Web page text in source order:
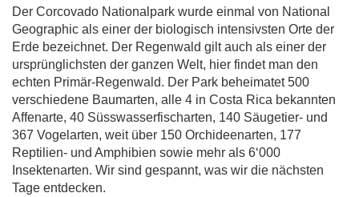
Der Corcovado Nationalpark wurde einmal von National
Geographic als einer der biologisch intensivsten Orte der
Erde bezeichnet. Der Regenwald gilt auch als einer der
ursprünglichsten der ganzen Welt, hier findet man den
echten Primär-Regenwald. Der Park beheimatet 500
verschiedene Baumarten, alle 4 in Costa Rica bekannten
Affenarte, 40 Süsswasserfischarten, 140 Säugetier- und
367 Vogelarten, weit über 150 Orchideenarten, 177
Reptilien- und Amphibien sowie mehr als 6‘000
Insektenarten. Wir sind gespannt, was wir die nächsten
Tage entdecken.